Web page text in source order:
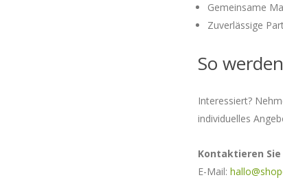
Gemeinsame
Zuverlässige
So
Interessiert?
individuelles
Kontaktieren Sie
E-Mail: